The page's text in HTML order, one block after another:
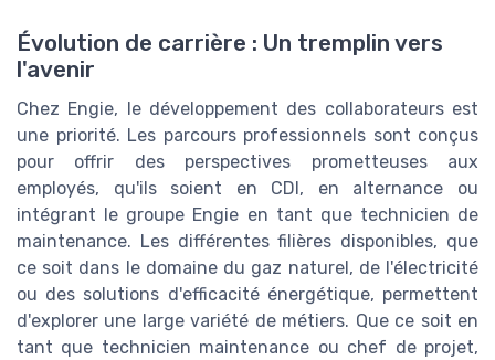
Évolution de carrière : Un tremplin vers
l'avenir
Chez Engie, le développement des collaborateurs est
une priorité. Les parcours professionnels sont conçus
pour offrir des perspectives prometteuses aux
employés, qu'ils soient en CDI, en alternance ou
intégrant le groupe Engie en tant que technicien de
maintenance. Les différentes filières disponibles, que
ce soit dans le domaine du gaz naturel, de l'électricité
ou des solutions d'efficacité énergétique, permettent
d'explorer une large variété de métiers. Que ce soit en
tant que technicien maintenance ou chef de projet,